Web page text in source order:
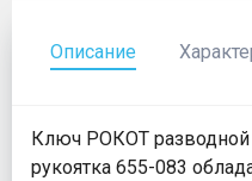
Описание
Ключ РОКОТ
рукоятка 655-083